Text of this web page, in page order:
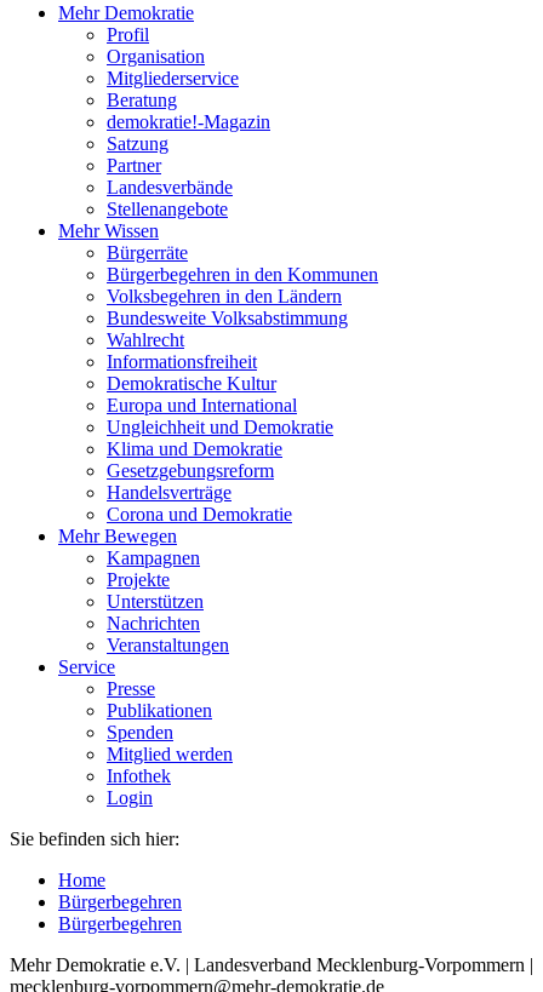
Mehr Demokratie
Profil
Organisation
Mitgliederservice
Beratung
demokratie!-Magazin
Satzung
Partner
Landesverbände
Stellenangebote
Mehr Wissen
Bürgerräte
Bürgerbegehren in den Kommunen
Volksbegehren in den Ländern
Bundesweite Volksabstimmung
Wahlrecht
Informationsfreiheit
Demokratische Kultur
Europa und International
Ungleichheit und Demokratie
Klima und Demokratie
Gesetzgebungsreform
Handelsverträge
Corona und Demokratie
Mehr Bewegen
Kampagnen
Projekte
Unterstützen
Nachrichten
Veranstaltungen
Service
Presse
Publikationen
Spenden
Mitglied werden
Infothek
Login
Sie befinden sich hier:
Home
Bürgerbegehren
Bürgerbegehren
Mehr Demokratie e.V. | Landesverband Mecklenburg-Vorpommern |
mecklenburg-vorpommern@mehr-demokratie.de